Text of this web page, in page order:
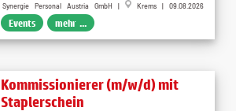
Synergie Personal Austria GmbH | Krems | 09.08.2026
Events mehr ...
Kommissionierer (m/w/d) mit
Staplerschein